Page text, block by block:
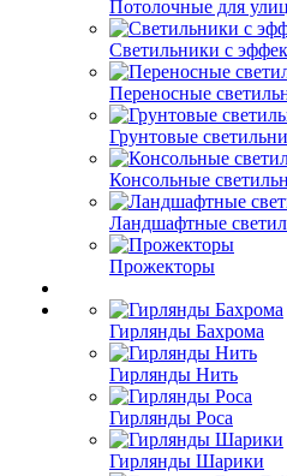
Потолочные для
Светильники с
Переносные
Грунтовые
Консольные
Ландшафтные
Прожекторы
Гирлянды Бахрома
Гирлянды Нить
Гирлянды Роса
Гирлянды Шарики